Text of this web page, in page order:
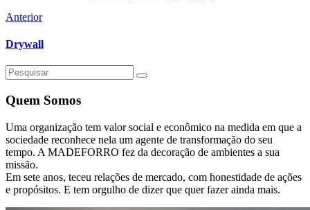
Anterior
Drywall
Quem Somos
Uma organização tem valor social e econômico na medida em que a
sociedade reconhece nela um agente de transformação do seu
tempo. A MADEFORRO fez da decoração de ambientes a sua
missão.
Em sete anos, teceu relações de mercado, com honestidade de ações
e propósitos. E tem orgulho de dizer que quer fazer ainda mais.